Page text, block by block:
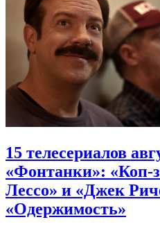
15 телесериалов
«Фонтанки»: «Коп-
Лессо» и «Джек
«Одержимость»